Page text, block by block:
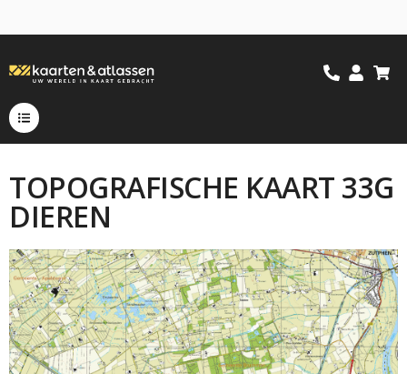
TOPOGRAFISCHE KAART 33G
DIEREN